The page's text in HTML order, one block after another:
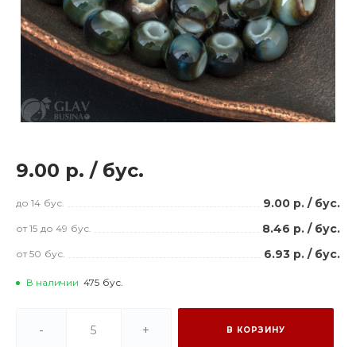
9.00 р. / бус.
до 14 бус. 9.00 р. / бус.
от 15 до 49 бус. 8.46 р. / бус.
от 50 бус. 6.93 р. / бус.
В наличии 475 бус.
- + В КОРЗИНУ